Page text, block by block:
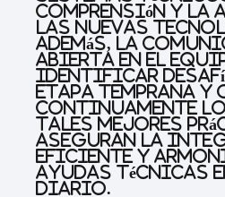
comprensión y la
las nuevas
Además, la
abierta en el
identificar
etapa temprana
continuamente
Tales mejores
aseguran la
eficiente y
ayudas técnicas
diario.